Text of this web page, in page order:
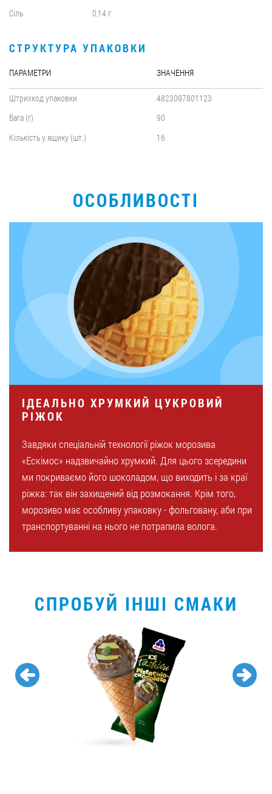
Сіль
0,14 г
СТРУКТУРА УПАКОВКИ
ПАРАМЕТРИ ЗНАЧЕННЯ
Штрихкод упаковки
4823097801123
Вага (г)
90
Кількість у ящику (шт.)
16
ОСОБЛИВОСТІ
ІДЕАЛЬНО ХРУМКИЙ ЦУКРОВИЙ
РІЖОК
Завдяки спеціальній технології ріжок морозива
«Ескімос» надзвичайно хрумкий. Для цього зсередини
ми покриваємо його шоколадом, що виходить і за краї
ріжка: так він захищений від розмокання. Крім того,
морозиво має особливу упаковку - фольговану, аби при
транспортуванні на нього не потрапила волога.
СПРОБУЙ ІНШІ СМАКИ